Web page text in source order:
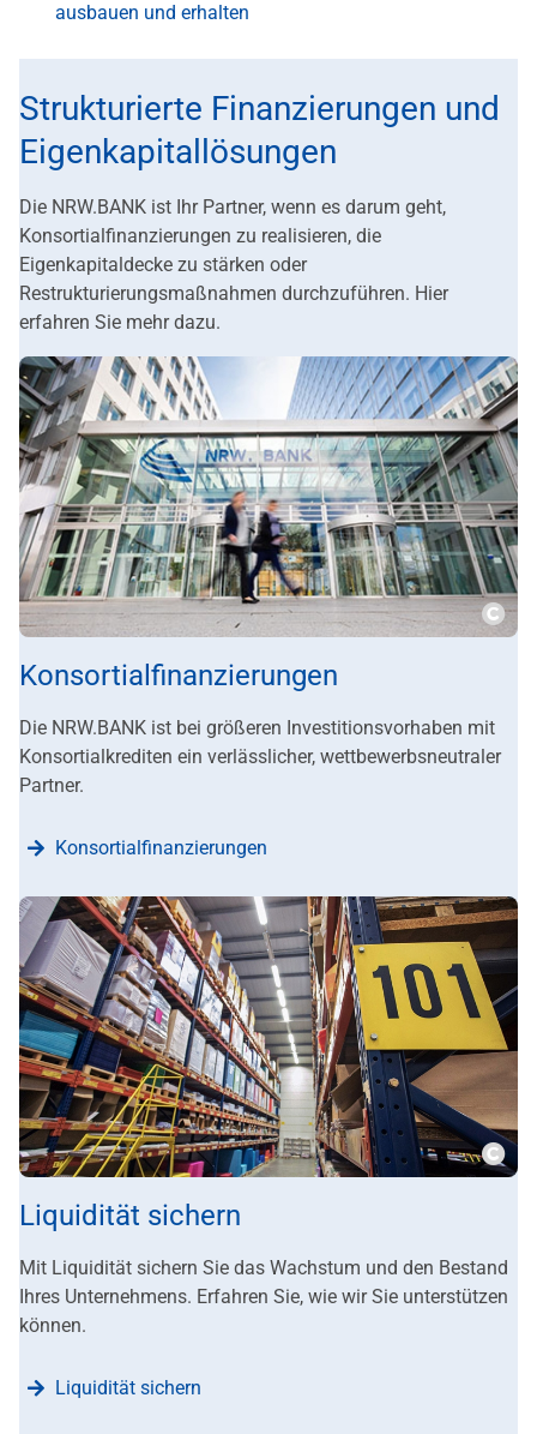
ausbauen und erhalten
Strukturierte Finanzierungen und
Eigenkapitallösungen
Die NRW.BANK ist Ihr Partner, wenn es darum geht,
Konsortialfinanzierungen zu realisieren, die
Eigenkapitaldecke zu stärken oder
Restrukturierungsmaßnahmen durchzuführen. Hier
erfahren Sie mehr dazu.
Konsortialfinanzierungen
Die NRW.BANK ist bei größeren Investitionsvorhaben mit
Konsortialkrediten ein verlässlicher, wettbewerbsneutraler
Partner.
Konsortialfinanzierungen
Liquidität sichern
Mit Liquidität sichern Sie das Wachstum und den Bestand
Ihres Unternehmens. Erfahren Sie, wie wir Sie unterstützen
können.
Liquidität sichern